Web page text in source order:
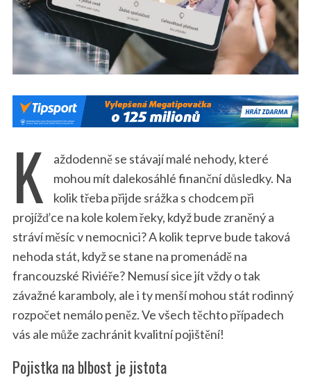
K
aždodenně se stávají malé nehody, které
mohou mít dalekosáhlé finanční důsledky. Na
kolik třeba přijde srážka s chodcem při
projížďce na kole kolem řeky, když bude zraněný a
stráví měsíc v nemocnici? A kolik teprve bude taková
nehoda stát, když se stane na promenádě na
francouzské Riviéře? Nemusí sice jít vždy o tak
závažné karamboly, ale i ty menší mohou stát rodinný
rozpočet nemálo peněz. Ve všech těchto případech
vás ale může zachránit kvalitní pojištění!
Pojistka na blbost je jistota